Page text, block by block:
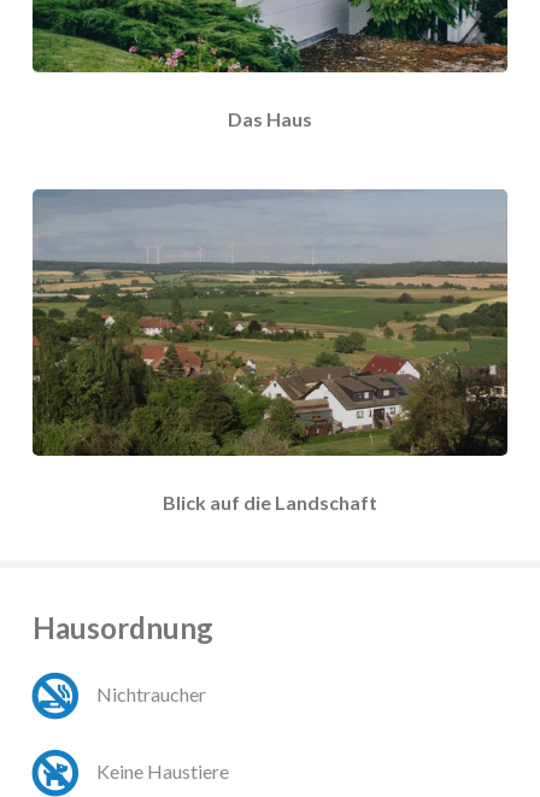
Das Haus
Blick auf die Landschaft
Hausordnung
Nichtraucher
Keine Haustiere